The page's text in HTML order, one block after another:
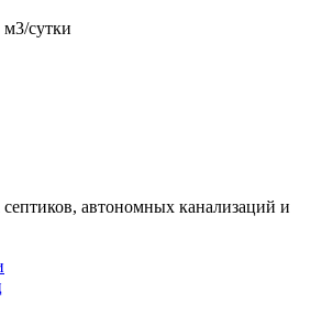
м3/сутки
автономных канализаций и